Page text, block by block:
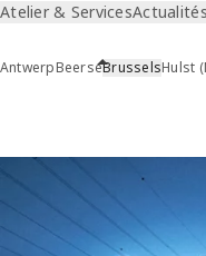
Atelier & ServicesActualités
AntwerpBeerseBrusselsHulst